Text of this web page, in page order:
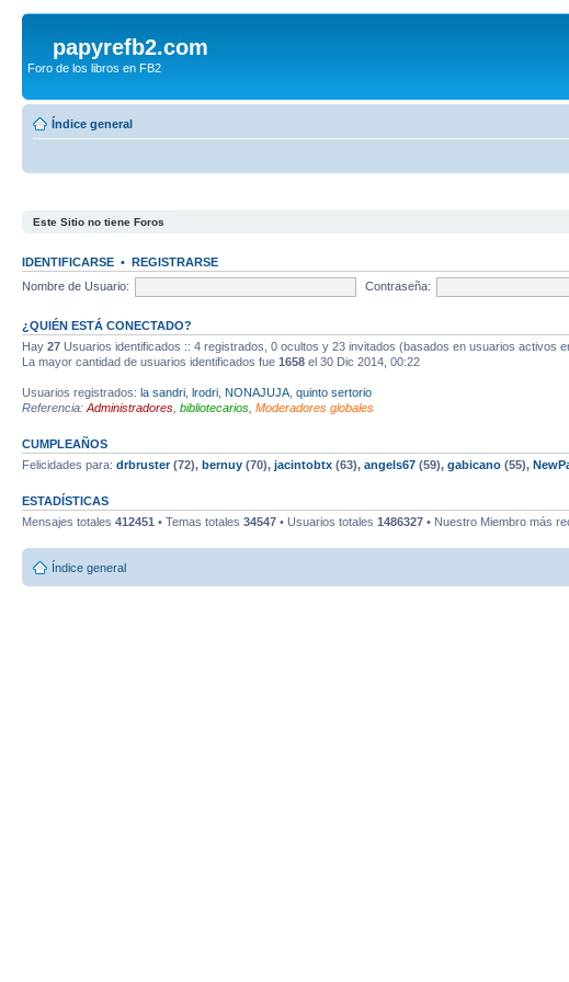
papyrefb2.com
Foro de los libros en FB2
Índice general
Este Sitio no tiene Foros
IDENTIFICARSE • REGISTRARSE
Nombre de Usuario:
Contraseña:
¿QUIÉN ESTÁ CONECTADO?
Hay 27 Usuarios identificados :: 4 registrados, 0 ocultos y 23 invitados (basados en usuarios activos
La mayor cantidad de usuarios identificados fue 1658 el 30 Dic 2014, 00:22
Usuarios registrados: la sandri lrodri NONAJUJA quinto sertorio
Referencia: Administradores bibliotecarios Moderadores globales
CUMPLEAÑOS
Felicidades para: drbruster(72), bernuy (70), jacintobtx (63), angels67 (59), gabicano (55),
ESTADÍSTICAS
Mensajes totales 412451 • Temas totales 34547 • Usuarios totales 1486327 • Nuestro Miembro más
Índice general